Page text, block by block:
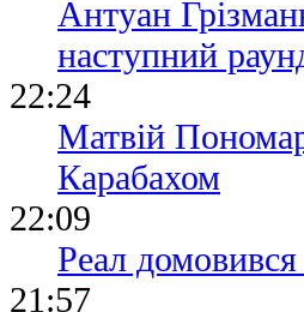
Антуан
наступний
22:24
Матвій
Карабахом
22:09
Реал домовився
21:57